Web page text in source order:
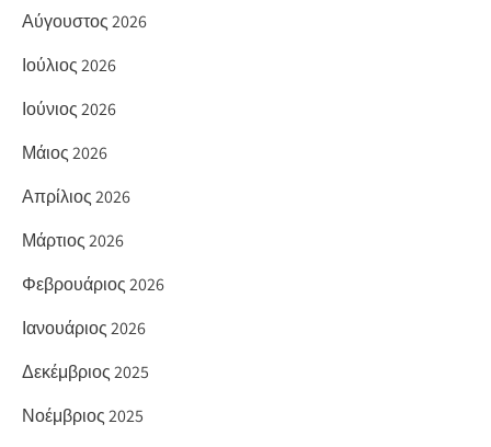
Αύγουστος 2026
Ιούλιος 2026
Ιούνιος 2026
Μάιος 2026
Απρίλιος 2026
Μάρτιος 2026
Φεβρουάριος 2026
Ιανουάριος 2026
Δεκέμβριος 2025
Νοέμβριος 2025